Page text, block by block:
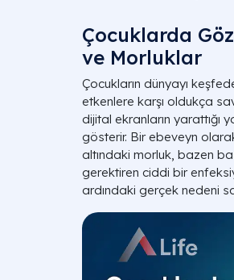
Çocuklarda
ve Morluklar
Çocukların dünyayı
etkenlere karşı oldukça
dijital ekranların yarattığı
gösterir. Bir ebeveyn
altındaki morluk, bazen
gerektiren ciddi bir
ardındaki gerçek nedeni